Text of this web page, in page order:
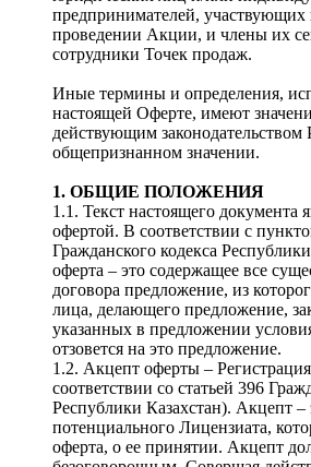
предпринимателей, участвующих
проведении Акции, и члены их
сотрудники Точек продаж.
Иные термины и определения,
настоящей Оферте, имеют
действующим
общепризнанном значении.
1. ОБЩИЕ ПОЛОЖЕНИЯ
1.1. Текст настоящего документа
офертой. В соответствии с
Гражданского кодекса
оферта – это содержащее все
договора предложение, из
лица, делающего предложение,
указанных в предложении
отзовется на это предложение.
1.2. Акцепт оферты –
соответствии со статьей 396
Республики Казахстан). Акцепт –
потенциального Лицензиата,
оферта, о ее принятии. Акцепт